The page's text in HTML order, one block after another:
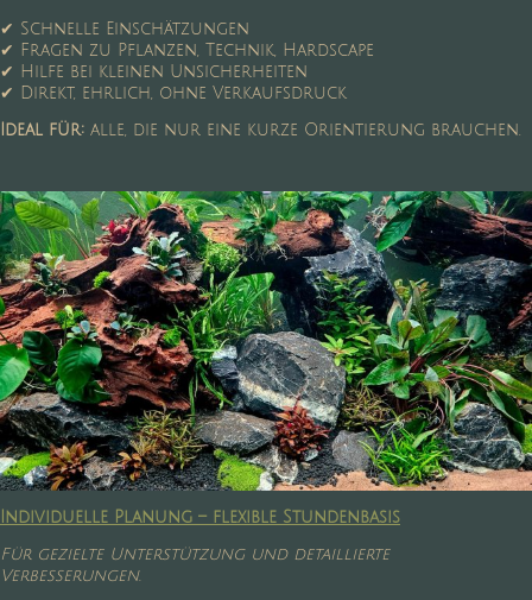
✔ Schnelle Einschätzungen
✔ Fragen zu Pflanzen, Technik, Hardscape
✔ Hilfe bei kleinen Unsicherheiten
✔ Direkt, ehrlich, ohne Verkaufsdruck
Ideal für: alle, die nur eine kurze Orientierung brauchen.
Individuelle Planung – flexible Stundenbasis
Für gezielte Unterstützung und detaillierte
Verbesserungen.